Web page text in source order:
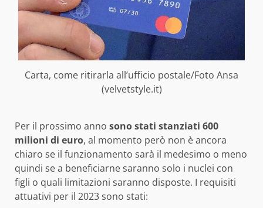
Carta, come ritirarla all’ufficio postale/Foto Ansa
(velvetstyle.it)
Per il prossimo anno sono stati stanziati 600
milioni di euro, al momento però non è ancora
chiaro se il funzionamento sarà il medesimo o meno
quindi se a beneficiarne saranno solo i nuclei con
figli o quali limitazioni saranno disposte. I requisiti
attuativi per il 2023 sono stati: